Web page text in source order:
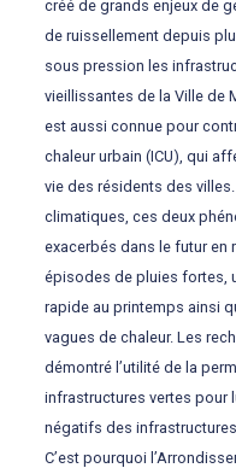
créé de grands enjeux de
de ruissellement depuis
sous pression les
vieillissantes de la Ville de
est aussi connue pour
chaleur urbain (ICU), qui
vie des résidents des
climatiques, ces deux
exacerbés dans le futur en
épisodes de pluies fortes,
rapide au printemps ainsi
vagues de chaleur. Les
démontré l’utilité de la
infrastructures vertes pour
négatifs des
C’est pourquoi